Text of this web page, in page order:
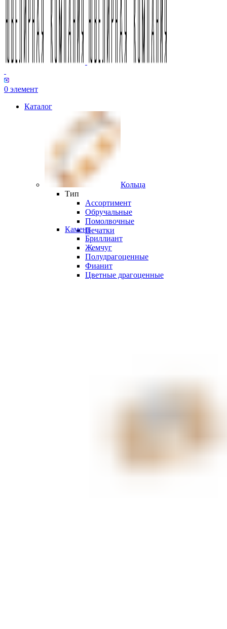
0 элемент
Каталог
Кольца
Тип
Ассортимент
Обручальные
Помолвочные
Печатки
Камень
Бриллиант
Жемчуг
Полудрагоценные
Фианит
Цветные драгоценные